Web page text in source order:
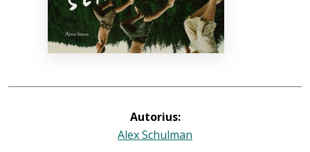
Autorius:
Alex Schulman